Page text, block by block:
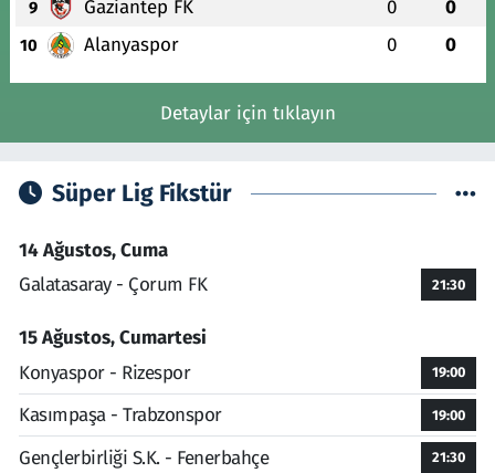
9 Gaziantep FK 0 0
10 Alanyaspor 0 0
Detaylar için tıklayın
Süper Lig Fikstür
14 Ağustos, Cuma
Galatasaray - Çorum FK
21:30
15 Ağustos, Cumartesi
Konyaspor - Rizespor
19:00
Kasımpaşa - Trabzonspor 19:00
Gençlerbirliği S.K. - Fenerbahçe 21:30